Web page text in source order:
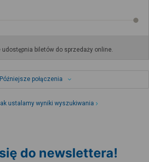
udostępnia biletów do sprzedaży online.
Późniejsze połączenia
ustalamy wyniki wyszukiwania
do newslettera!